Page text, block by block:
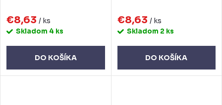
€8,63 / ks
Skladom 4 ks
DO KOŠÍKA
€8,63 / ks
Skladom 2 ks
DO KOŠÍKA